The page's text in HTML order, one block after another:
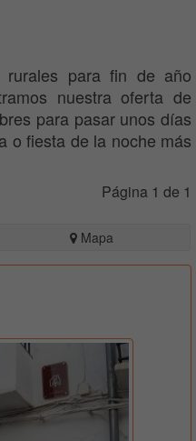
para fin de año
nuestra oferta de
para pasar unos días
o fiesta de la noche más
Página 1 de 1
Mapa